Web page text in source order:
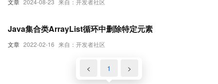
文章 2024-08-23 来自：开发者社区
文章 2022-02-16 来自：开发者社区
Java集合类ArrayList循环中删除特定元素
< 1 >